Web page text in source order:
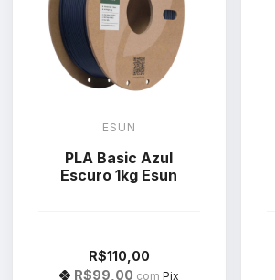
ESUN
PLA Basic Azul
Escuro 1kg Esun
R$110,00
R$99,00 com Pix